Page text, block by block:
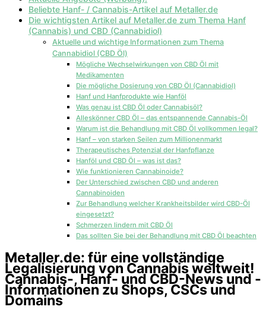
Beliebte Hanf- / Cannabis-Artikel auf Metaller.de
Die wichtigsten Artikel auf Metaller.de zum Thema Hanf
(Cannabis) und CBD (Cannabidiol)
Aktuelle und wichtige Informationen zum Thema
Cannabidiol (CBD Öl)
Mögliche Wechselwirkungen von CBD Öl mit
Medikamenten
Die mögliche Dosierung von CBD Öl (Cannabidiol)
Hanf und Hanfprodukte wie Hanföl
Was genau ist CBD Öl oder Cannabisöl?
Alleskönner CBD Öl – das entspannende Cannabis-Öl
Warum ist die Behandlung mit CBD Öl vollkommen legal?
Hanf – von starken Seilen zum Millionenmarkt
Therapeutisches Potenzial der Hanfpflanze
Hanföl und CBD Öl – was ist das?
Wie funktionieren Cannabinoide?
Der Unterschied zwischen CBD und anderen
Cannabinoiden
Zur Behandlung welcher Krankheitsbilder wird CBD-Öl
eingesetzt?
Schmerzen lindern mit CBD Öl
Das sollten Sie bei der Behandlung mit CBD Öl beachten
Metaller.de: für eine vollständige
Legalisierung von Cannabis weltweit!
Cannabis-, Hanf- und CBD-News und -
Informationen zu Shops, CSCs und
Domains